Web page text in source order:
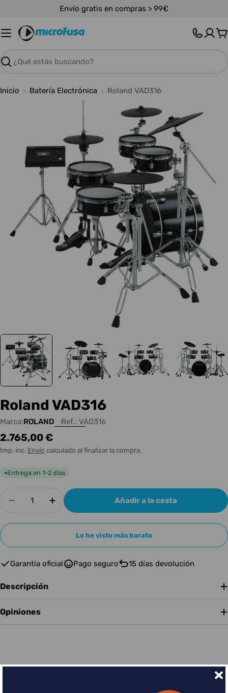
contenido
Envío gratis en compras > 99€
Buscar
Inicio Batería Electrónica Roland VAD316
medios 0 en modal
Roland VAD316
Marca:ROLAND Ref.: VAD316
Precio
habitual
2.765,00 €
Imp. inc. Envío calculado al finalizar la compra.
●Entrega en 1-2 días
Disminuir cantidad para Roland VAD316
Aumentar cantidad para Roland
Añadir a la cesta
Lo he visto más barato
Garantía oficial Pago seguro 15 días devolución
Descripción
Opiniones